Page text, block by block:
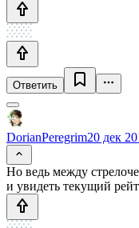
Ответить
DorianPeregrim20 дек
Но ведь между
и увидеть текущий